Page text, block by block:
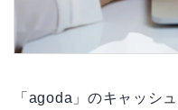
「agoda」のキャッシ